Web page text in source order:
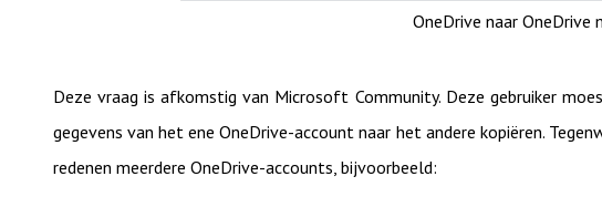
OneDrive naar OneDrive
Deze vraag is afkomstig van Microsoft Community. Deze gebruiker
gegevens van het ene OneDrive-account naar het andere kopiëren.
redenen meerdere OneDrive-accounts, bijvoorbeeld: